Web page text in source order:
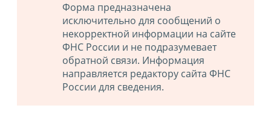
Форма предназначена
исключительно для сообщений о
некорректной информации на сайте
ФНС России и не подразумевает
обратной связи. Информация
направляется редактору сайта ФНС
России для сведения.